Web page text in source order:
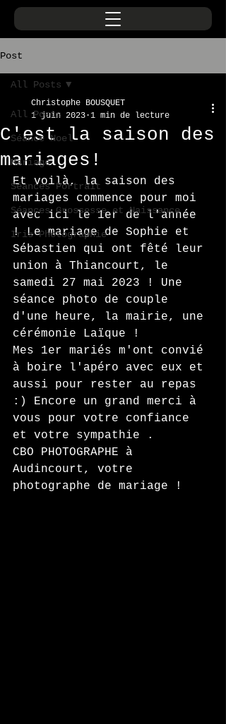
Post
All Posts
Séance Noel
Mariage
Séances Portrait
Séances Grossesse et Naissance
Iris Photographie
All Posts
C'est la saison des
mariages!
Christophe BOUSQUET
1 juin 2023 1 min de lecture
Et voilà, la saison des
mariages commence pour moi
avec ici le 1er de l'année
! Le mariage de Sophie et
Sébastien qui ont fêté leur
union à Thiancourt, le
samedi 27 mai 2023 ! Une
séance photo de couple
d'une heure, la mairie, une
cérémonie Laïque !
Mes 1er mariés m'ont convié
à boire l'apéro avec eux et
aussi pour rester au repas
:) Encore un grand merci à
vous pour votre confiance
et votre sympathie .
CBO PHOTOGRAPHE à
Audincourt, votre
photographe de mariage !